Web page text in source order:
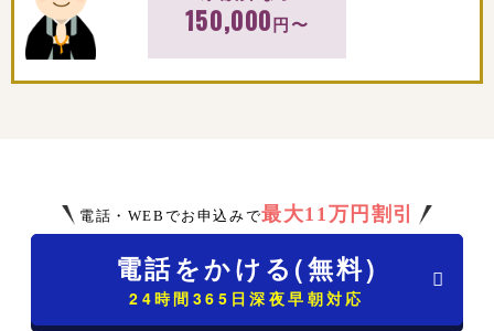
150,000円〜
電話・WEBでお申込みで最大11万円割引
電話をかける(無料)
24時間365日深夜早朝対応